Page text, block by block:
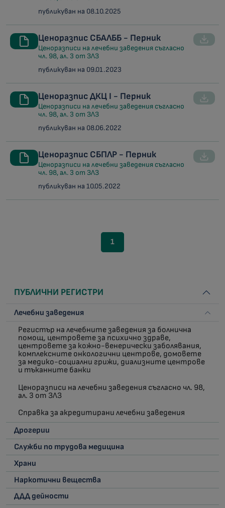
публикуван на 08.10.2025
Ценоразпис СБАЛББ - Перник
Ценоразписи на лечебни заведения съгласно
чл. 98, ал. 3 от ЗЛЗ
публикуван на 09.01.2023
Ценоразпис ДКЦ I - Перник
Ценоразписи на лечебни заведения съгласно
чл. 98, ал. 3 от ЗЛЗ
публикуван на 08.06.2022
Ценоразпис СБПЛР - Перник
Ценоразписи на лечебни заведения съгласно
чл. 98, ал. 3 от ЗЛЗ
публикуван на 10.05.2022
1
ПУБЛИЧНИ РЕГИСТРИ
Лечебни заведения
Регистър на лечебните заведения за болнична
помощ, центровете за психично здраве,
центровете за кожно-венерически заболявания,
комплексните онкологични центрове, домовете
за медико-социални грижи, диализните центрове
и тъканните банки
Ценоразписи на лечебни заведения съгласно чл. 98,
ал. 3 от ЗЛЗ
Справка за акредитирани лечебни заведения
Дрогерии
Служби по трудова медицина
Храни
Наркотични вещества
ДДД дейности